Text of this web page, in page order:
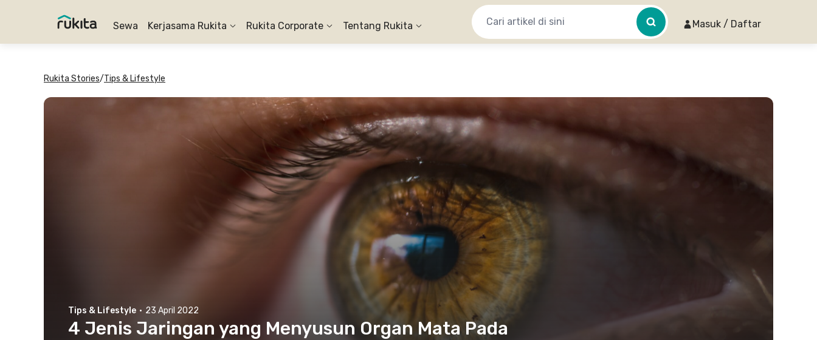
Sewa Kerjasama Rukita Rukita Corporate Tentang Rukita Masuk / Daftar
Rukita Stories/Tips & Lifestyle
Tips & Lifestyle · 23 April 2022
4 Jenis Jaringan yang Menyusun Organ Mata Pada